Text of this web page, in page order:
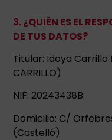
3. ¿QUIÉN ES EL
DE TUS DATOS?
Titular: Idoya Carrillo
CARRILLO)
NIF: 20243438B
Domicilio: C/
(Castelló)